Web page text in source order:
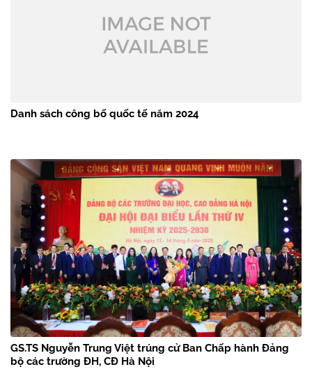
Danh sách công bố quốc tế năm 2024
GS.TS Nguyễn Trung Việt trúng cử Ban Chấp hành Đảng
bộ các trường ĐH, CĐ Hà Nội